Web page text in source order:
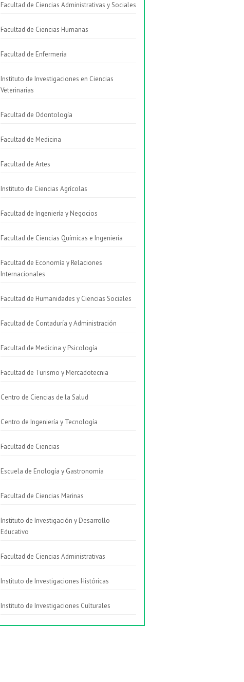
Facultad de Ciencias Administrativas y Sociales
Facultad de Ciencias Humanas
Facultad de Enfermería
Instituto de Investigaciones en Ciencias
Veterinarias
Facultad de Odontología
Facultad de Medicina
Facultad de Artes
Instituto de Ciencias Agrícolas
Facultad de Ingeniería y Negocios
Facultad de Ciencias Químicas e Ingeniería
Facultad de Economía y Relaciones
Internacionales
Facultad de Humanidades y Ciencias Sociales
Facultad de Contaduría y Administración
Facultad de Medicina y Psicología
Facultad de Turismo y Mercadotecnia
Centro de Ciencias de la Salud
Centro de Ingeniería y Tecnología
Facultad de Ciencias
Escuela de Enología y Gastronomía
Facultad de Ciencias Marinas
Instituto de Investigación y Desarrollo
Educativo
Facultad de Ciencias Administrativas
Instituto de Investigaciones Históricas
Instituto de Investigaciones Culturales